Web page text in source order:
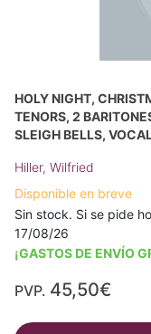
HOLY NIGHT,
TENORS, 2
SLEIGH BELLS,
Hiller, Wilfried
Disponible en breve
Sin stock. Si se pide
17/08/26
¡GASTOS DE ENVÍO
PVP. 45,50€